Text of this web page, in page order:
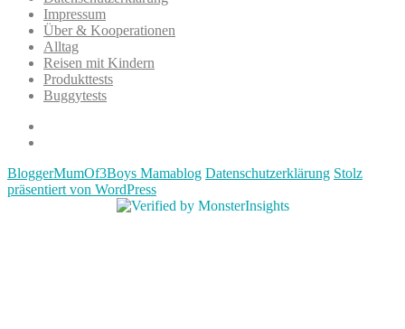
Impressum
Über & Kooperationen
Alltag
Reisen mit Kindern
Produkttests
Buggytests
BloggerMumOf3Boys Mamablog Datenschutzerklärung Stolz
präsentiert von WordPress